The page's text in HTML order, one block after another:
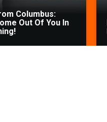
Columbus:
Out Of You In